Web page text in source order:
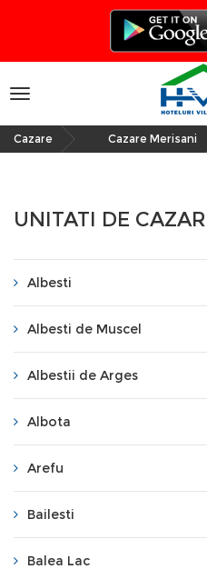
Cazare Cazare Merisani
UNITATI DE
Albesti
Albesti de Muscel
Albestii de Arges
Albota
Arefu
Bailesti
Balea Lac